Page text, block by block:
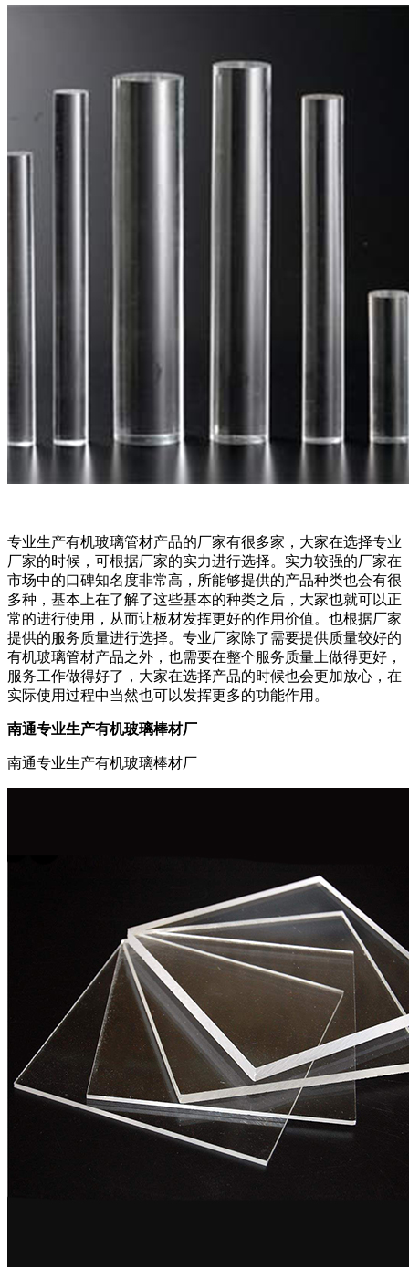
专业生产有机玻璃管材产品的厂家有很多家，大家在选择专业
厂家的时候，可根据厂家的实力进行选择。实力较强的厂家在
市场中的口碑知名度非常高，所能够提供的产品种类也会有很
多种，基本上在了解了这些基本的种类之后，大家也就可以正
常的进行使用，从而让板材发挥更好的作用价值。也根据厂家
提供的服务质量进行选择。专业厂家除了需要提供质量较好的
有机玻璃管材产品之外，也需要在整个服务质量上做得更好，
服务工作做得好了，大家在选择产品的时候也会更加放心，在
实际使用过程中当然也可以发挥更多的功能作用。
南通专业生产有机玻璃棒材厂
南通专业生产有机玻璃棒材厂